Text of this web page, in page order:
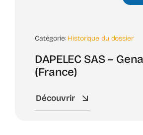
Catégorie: Historique du dossier
DAPELEC SAS –
(France)
Découvrir